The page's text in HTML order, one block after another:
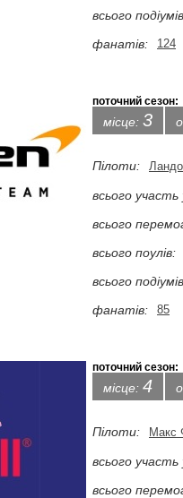
всього
фанатів:
124
поточний сезон:
місце: 3
Пілоти:
всього участь
всього
всього поулів:
всього
фанатів:
85
поточний сезон:
місце: 4
Пілоти: Макс
всього участь
всього